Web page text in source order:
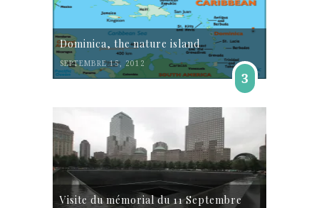
Dominica, the nature island
SEPTEMBRE 15, 2012
3
Visite du mémorial du 11 Septembre